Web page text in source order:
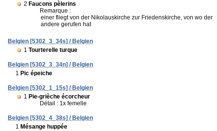
2 Faucons pèlerins
Remarque :
einer fliegt von der Nikolauskirche zur Friedenskirche, von wo der
andere gerufen hat
Belgien [5302_3_34s] / Belgien
1 Tourterelle turque
Belgien [5302_3_34n] / Belgien
1 Pic épeiche
Belgien [5302_1_15s] / Belgien
1 Pie-grièche écorcheur
Détail : 1x femelle
Belgien [5302_4_38s] / Belgien
1 Mésange huppée